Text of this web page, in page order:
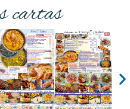
cartas